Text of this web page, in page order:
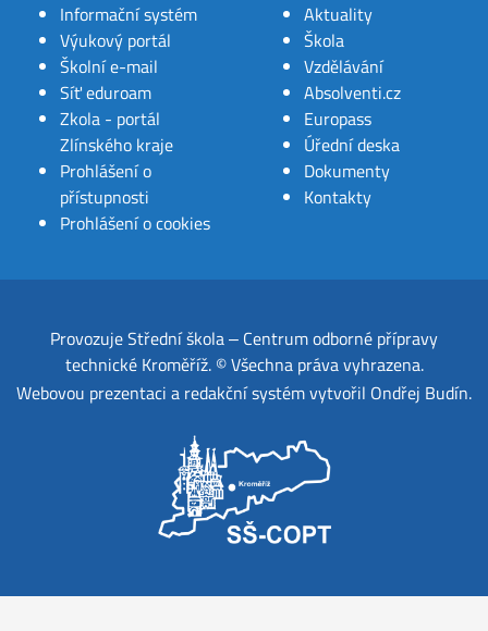
Informační systém
Výukový portál
Školní e-mail
Síť eduroam
Zkola - portál
Zlínského kraje
Prohlášení o
přístupnosti
Prohlášení o cookies
Aktuality
Škola
Vzdělávání
Absolventi.cz
Europass
Úřední deska
Dokumenty
Kontakty
ProvozujeStřední škola ‒ Centrum odborné přípravy
technické Kroměříž. © Všechna práva vyhrazena.
Webovou prezentaci a redakční systémvytvořil Ondřej Budín.